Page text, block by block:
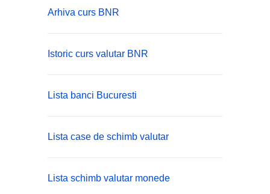
Arhiva curs BNR
Istoric curs valutar BNR
Lista banci Bucuresti
Lista case de schimb valutar
Lista schimb valutar monede